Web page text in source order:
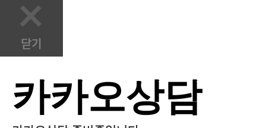
카카오상담